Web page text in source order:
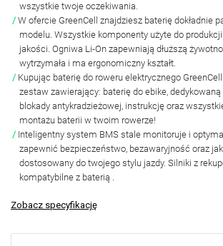
wszystkie twoje oczekiwania.
W ofercie GreenCell znajdziesz baterię dokładnie
modelu. Wszystkie komponenty użyte do
jakości. Ogniwa Li-On zapewniają dłuższą
wytrzymała i ma ergonomiczny kształt.
Kupując baterię do roweru elektrycznego
zestaw zawierający: baterię do ebike, dedykowaną
blokady antykradzieżowej, instrukcję oraz
montażu baterii w twoim rowerze!
Inteligentny system BMS stale monitoruje i
zapewnić bezpieczeństwo, bezawaryjność oraz
dostosowany do twojego stylu jazdy. Silniki z
kompatybilne z baterią .
Zobacz specyfikację